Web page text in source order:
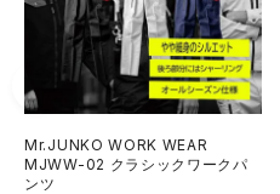
Mr.JUNKO WORK WEAR
MJWW-02 クラシックワークパ
ンツ